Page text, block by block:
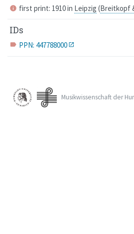
info first print: 1910 in Leipzig (Breitkopf
IDs
label PPN: 447788000
Musikwissenschaft der